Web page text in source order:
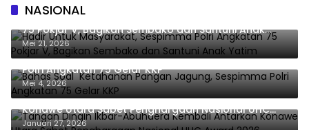
NASIONAL
Hadir Untuk Masyarakat, Sespimma Polri Angkatan
75 Pokjar V, Bagikan Sembako dan Santuni Anak
Yatim
Mei 21, 2026
Bahas Soal Ketahanan Pangan Jagung, Sespimma
Polri Angkatan 75 Gelar KKP
Mei 4, 2026
Tangan Dingin Ikbar-Abuhaera Kembali Antarkan
Konawe Utara Sabet Penghargaan Nasional UHC
Award 2026
Januari 27, 2026